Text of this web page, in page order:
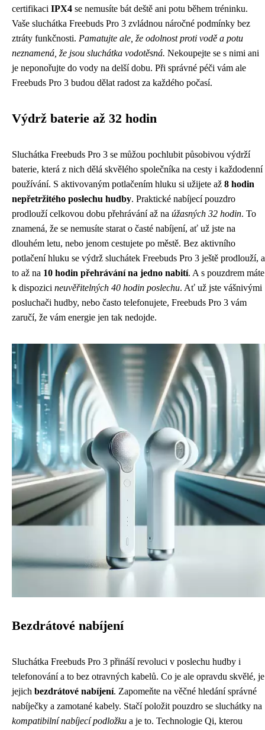
certifikaci IPX4 se nemusíte bát deště ani potu během tréninku.
Vaše sluchátka Freebuds Pro 3 zvládnou náročné podmínky bez
ztráty funkčnosti. Pamatujte ale, že odolnost proti vodě a potu
neznamená, že jsou sluchátka vodotěsná. Nekoupejte se s nimi ani
je neponořujte do vody na delší dobu. Při správné péči vám ale
Freebuds Pro 3 budou dělat radost za každého počasí.
Výdrž baterie až 32 hodin
Sluchátka Freebuds Pro 3 se můžou pochlubit působivou výdrží
baterie, která z nich dělá skvělého společníka na cesty i každodenní
používání. S aktivovaným potlačením hluku si užijete až 8 hodin
nepřetržitého poslechu hudby. Praktické nabíjecí pouzdro
prodlouží celkovou dobu přehrávání až na úžasných 32 hodin. To
znamená, že se nemusíte starat o časté nabíjení, ať už jste na
dlouhém letu, nebo jenom cestujete po městě. Bez aktivního
potlačení hluku se výdrž sluchátek Freebuds Pro 3 ještě prodlouží, a
to až na 10 hodin přehrávání na jedno nabití. A s pouzdrem máte
k dispozici neuvěřitelných 40 hodin poslechu. Ať už jste vášnivými
posluchači hudby, nebo často telefonujete, Freebuds Pro 3 vám
zaručí, že vám energie jen tak nedojde.
Bezdrátové nabíjení
Sluchátka Freebuds Pro 3 přináší revoluci v poslechu hudby i
telefonování a to bez otravných kabelů. Co je ale opravdu skvělé, je
jejich bezdrátové nabíjení. Zapomeňte na věčné hledání správné
nabíječky a zamotané kabely. Stačí položit pouzdro se sluchátky na
kompatibilní nabíjecí podložku a je to. Technologie Qi, kterou